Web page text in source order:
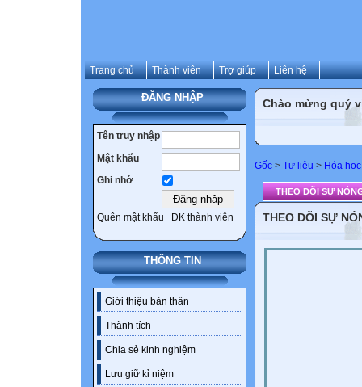
Trang chủ Thành viên Trợ giúp Liên hệ
ĐĂNG NHẬP
Tên truy nhập
Mật khẩu
Ghi nhớ
Quên mật khẩu ĐK thành viên
THÔNG TIN
Giới thiệu bản thân
Thành tích
Chia sẻ kinh nghiệm
Lưu giữ kỉ niệm
Chào mừng quý
Gốc > Tư liệu > Hóa học
THEO DÕI SỰ
THEO DÕI SỰ